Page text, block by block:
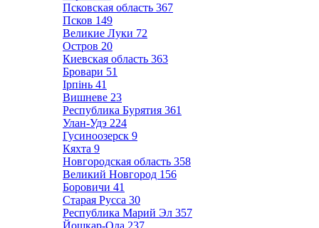
Псковская область 367
Псков 149
Великие Луки 72
Остров 20
Киевская область 363
Бровари 51
Ірпінь 41
Вишневе 23
Республика Бурятия 361
Улан-Удэ 224
Гусиноозерск 9
Кяхта 9
Новгородская область 358
Великий Новгород 156
Боровичи 41
Старая Русса 30
Республика Марий Эл 357
Йошкар-Ола 237